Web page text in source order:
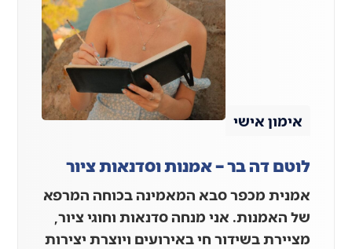
אימון אישי
לוטם דה בר – אמנות וסדנאות ציור
אמנית מכפר סבא המאמינה בכוחה המרפא
של האמנות. אני מנחה סדנאות וחוגי ציור,
מציירת בשידור חי באירועים ויוצרת יצירות